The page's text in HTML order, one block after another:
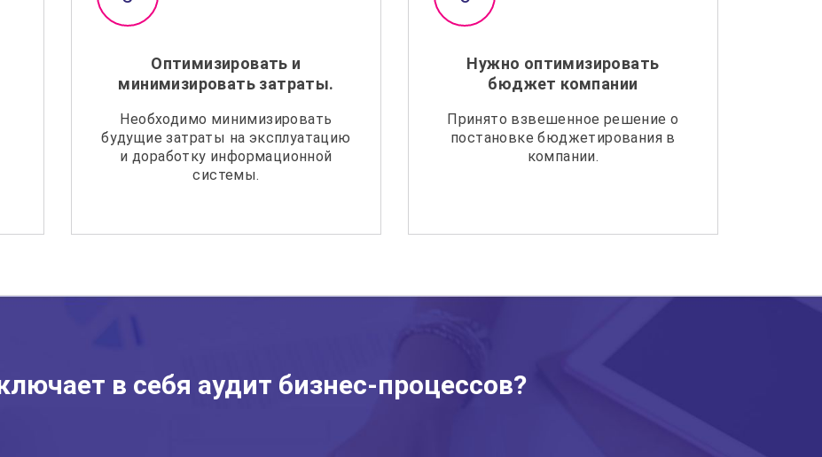
Оптимизировать и
минимизировать затраты.
Необходимо минимизировать
будущие затраты на эксплуатацию
и доработку информационной
системы.
Нужно оптимизировать
бюджет компании
Принято взвешенное решение о
постановке бюджетирования в
компании.
в себя аудит бизнес-процессов?